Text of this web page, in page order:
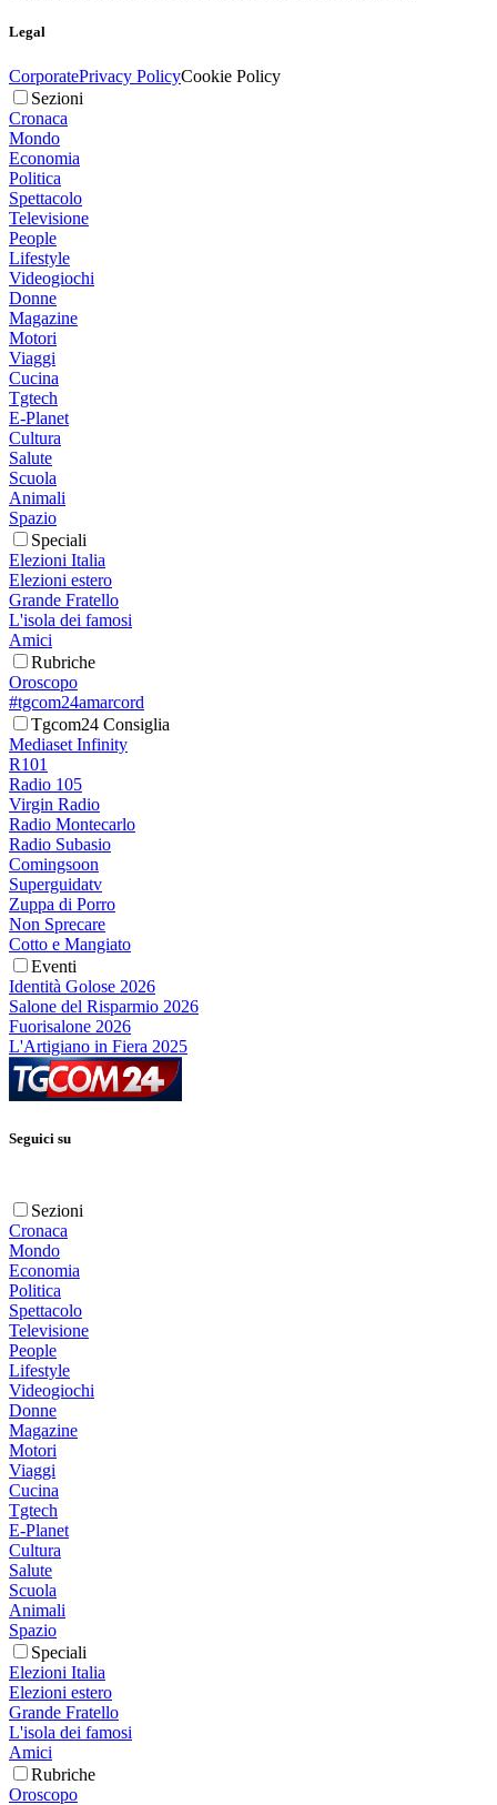
Legal
CorporatePrivacy PolicyCookie Policy
Sezioni
Cronaca
Mondo
Economia
Politica
Spettacolo
Televisione
People
Lifestyle
Videogiochi
Donne
Magazine
Motori
Viaggi
Cucina
Tgtech
E-Planet
Cultura
Salute
Scuola
Animali
Spazio
Speciali
Elezioni Italia
Elezioni estero
Grande Fratello
L'isola dei famosi
Amici
Rubriche
Oroscopo
#tgcom24amarcord
Tgcom24 Consiglia
Mediaset Infinity
R101
Radio 105
Virgin Radio
Radio Montecarlo
Radio Subasio
Comingsoon
Superguidatv
Zuppa di Porro
Non Sprecare
Cotto e Mangiato
Eventi
Identità Golose 2026
Salone del Risparmio 2026
Fuorisalone 2026
L'Artigiano in Fiera 2025
Seguici su
Sezioni
Cronaca
Mondo
Economia
Politica
Spettacolo
Televisione
People
Lifestyle
Videogiochi
Donne
Magazine
Motori
Viaggi
Cucina
Tgtech
E-Planet
Cultura
Salute
Scuola
Animali
Spazio
Speciali
Elezioni Italia
Elezioni estero
Grande Fratello
L'isola dei famosi
Amici
Rubriche
Oroscopo